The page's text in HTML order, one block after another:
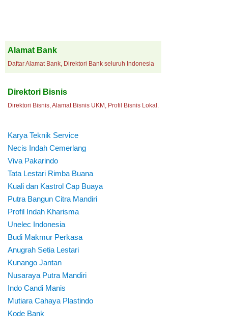
Alamat Bank
Daftar Alamat Bank, Direktori Bank seluruh Indonesia
Direktori Bisnis
Direktori Bisnis, Alamat Bisnis UKM, Profil Bisnis Lokal.
Karya Teknik Service
Necis Indah Cemerlang
Viva Pakarindo
Tata Lestari Rimba Buana
Kuali dan Kastrol Cap Buaya
Putra Bangun Citra Mandiri
Profil Indah Kharisma
Unelec Indonesia
Budi Makmur Perkasa
Anugrah Setia Lestari
Kunango Jantan
Nusaraya Putra Mandiri
Indo Candi Manis
Mutiara Cahaya Plastindo
Kode Bank